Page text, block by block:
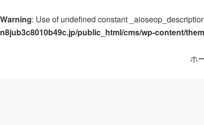
Warning: Use of undefined constant
n8jub3c8010b49c.jp/public_html/cms/wp-content/
ホ